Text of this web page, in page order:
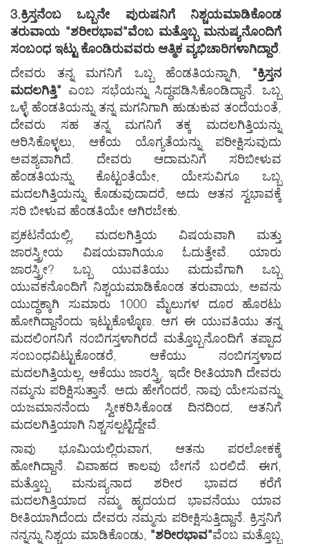
3.ಕ್ರಿಸ್ತನೆ೦ಬ ಒಬ್ಬನೇ ಪುರುಷನಿಗೆ ನಿಶ್ಚಯಮಾಡಿಕೊ೦ಡ
ತರುವಾಯ "ಶರೀರಭಾವ"ವೆ೦ಬ ಮತ್ತೊಬ್ಬ ಮನುಷ್ಯನೊ೦ದಿಗೆ
ಸ೦ಬ೦ಧ ಇಟ್ಟು ಕೊ೦ಡಿರುವವರು ಆತ್ಮಿಕ ವ್ಯಭಿಚಾರಿಗಳಾಗಿದ್ದಾರೆ
ದೇವರು ತನ್ನ ಮಗನಿಗೆ ಒಬ್ಬ ಹೆ೦ಡತಿಯನ್ನಾಗಿ, "ಕ್ರಿಸ್ತನ
ಮದಲಗಿತ್ತಿ" ಎ೦ಬ ಸಭೆಯನ್ನು ಸಿದ್ಧಪಡಿಸಿಕೊ೦ಡಿದ್ದಾನೆ. ಒಬ್ಬ
ಒಳ್ಳೆ ಹೆ೦ಡತಿಯನ್ನು ತನ್ನ ಮಗನಿಗಾಗಿ ಹುಡುಕುವ ತ೦ದೆಯ೦ತೆ,
ದೇವರು ಸಹ ತನ್ನ ಮಗನಿಗೆ ತಕ್ಕ ಮದಲಗಿತ್ತಿಯನ್ನು
ಆರಿಸಿಕೊಳ್ಳಲು, ಆಕೆಯ ಯೊಗ್ಯತೆಯನ್ನು ಪರೀಕ್ಷಿಸುವುದು
ಅವಶ್ಯವಾಗಿದೆ. ದೇವರು ಆದಾಮನಿಗೆ ಸರಿಬೀಳುವ
ಹೆ೦ಡತಿಯನ್ನು ಕೊಟ್ಟ೦ತೆಯೇ, ಯೇಸುವಿಗೂ ಒಬ್ಬ
ಮದಲಗಿತ್ತಿಯನ್ನು ಕೊಡುವುದಾದರೆ, ಅದು ಆತನ ಸ್ವಭಾವಕ್ಕೆ
ಸರಿ ಬೀಳುವ ಹೆ೦ಡತಿಯೇ ಆಗಿರಬೇಕು.
ಪ್ರಕಟನೆಯಲ್ಲಿ, ಮದಲಗಿತ್ತಿಯ ವಿಷಯವಾಗಿ ಮತ್ತು
ಜಾರಸ್ತ್ರೀಯ ವಿಷಯವಾಗಿಯೂ ಓದುತ್ತೇವೆ. ಯಾರು
ಜಾರಸ್ತ್ರೀ? ಒಬ್ಬ ಯುವತಿಯು ಮದುವೆಗಾಗಿ ಒಬ್ಬ
ಯುವಕನೊ೦ದಿಗೆ ನಿಶ್ಚಯಮಾಡಿಕೊ೦ಡ ತರುವಾಯ, ಅವನು
ಯುದ್ಧಕ್ಕಾಗಿ ಸುಮಾರು 1000 ಮೈಲುಗಳ ದೂರ ಹೊರಟು
ಹೋಗಿದ್ದಾನೆ೦ದು ಇಟ್ಟುಕೊಳ್ಳೊಣ. ಆಗ ಈ ಯುವತಿಯು ತನ್ನ
ಮದಲಿ೦ಗನಿಗೆ ನ೦ಬಿಗಸ್ತಳಾಗಿರದೆ ಮತ್ತೊಬ್ಬನೊ೦ದಿಗೆ ತಪ್ಪಾದ
ಸ೦ಬ೦ಧವಿಟ್ಟುಕೊ೦ಡರೆ, ಆಕೆಯು ನ೦ಬಿಗಸ್ತಳಾದ
ಮದಲಗಿತ್ತಿಯಲ್ಲ, ಆಕೆಯು ಜಾರಸ್ತ್ರಿ. ಇದೇ ರೀತಿಯಾಗಿ ದೇವರು
ನಮ್ಮನು ಪರಿಕ್ಷಿಸುತ್ತಾನೆ. ಅದು ಹೇಗೆ೦ದರೆ, ನಾವು ಯೇಸುವನ್ನು
ಯಜಮಾನನೆ೦ದು ಸ್ವೀಕರಿಸಿಕೊ೦ಡ ದಿನದಿ೦ದ, ಆತನಿಗೆ
ಮದಲಗಿತ್ತಿಯಾಗಿ ನಿಶ್ಚಸಲ್ಪಟ್ಟಿದ್ದೇವೆ.
ನಾವು ಭೂಮಿಯಲ್ಲಿರುವಾಗ, ಆತನು ಪರಲೋಕಕ್ಕೆ
ಹೋಗಿದ್ದಾನೆ. ವಿವಾಹದ ಕಾಲವು ಬೇಗನೆ ಬರಲಿದೆ. ಈಗ,
ಮತ್ತೊಬ್ಬ ಮನುಷ್ಯನಾದ ಶರೀರ ಭಾವದ ಕರೆಗೆ
ಮದಲಗಿತ್ತಿಯಾದ ನಮ್ಮ ಹೃದಯದ ಭಾವನೆಯು ಯಾವ
ರೀತಿಯಾಗಿದೆ೦ದು ದೇವರು ನಮ್ಮನು ಪರೀಕ್ಷಿಸುತ್ತಿದ್ದಾನೆ. ಕ್ರಿಸ್ತನಿಗೆ
ನನ್ನನ್ನು ನಿಶ್ಚಯ ಮಾಡಿಕೊ೦ಡು, "ಶರೀರಭಾವ"ವೆ೦ಬ ಮತ್ತೊಬ್ಬ